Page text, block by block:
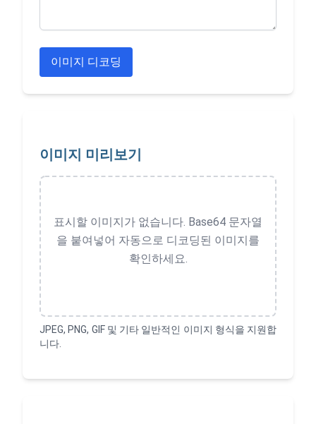
이미지 디코딩
이미지 미리보기
표시할 이미지가 없습니다. Base64 문자열
을 붙여넣어 자동으로 디코딩된 이미지를
확인하세요.
JPEG, PNG, GIF 및 기타 일반적인 이미지 형식을 지원합
니다.